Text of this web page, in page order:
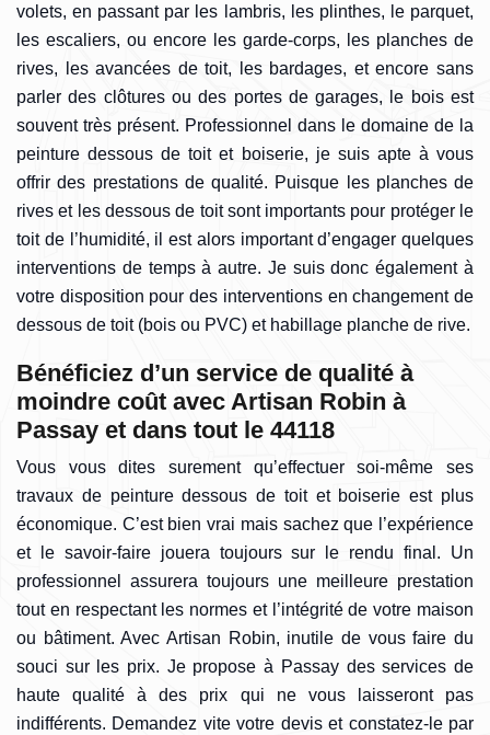
volets, en passant par les lambris, les plinthes, le parquet,
les escaliers, ou encore les garde-corps, les planches de
rives, les avancées de toit, les bardages, et encore sans
parler des clôtures ou des portes de garages, le bois est
souvent très présent. Professionnel dans le domaine de la
peinture dessous de toit et boiserie, je suis apte à vous
offrir des prestations de qualité. Puisque les planches de
rives et les dessous de toit sont importants pour protéger le
toit de l’humidité, il est alors important d’engager quelques
interventions de temps à autre. Je suis donc également à
votre disposition pour des interventions en changement de
dessous de toit (bois ou PVC) et habillage planche de rive.
Bénéficiez d’un service de qualité à
moindre coût avec Artisan Robin à
Passay et dans tout le 44118
Vous vous dites surement qu’effectuer soi-même ses
travaux de peinture dessous de toit et boiserie est plus
économique. C’est bien vrai mais sachez que l’expérience
et le savoir-faire jouera toujours sur le rendu final. Un
professionnel assurera toujours une meilleure prestation
tout en respectant les normes et l’intégrité de votre maison
ou bâtiment. Avec Artisan Robin, inutile de vous faire du
souci sur les prix. Je propose à Passay des services de
haute qualité à des prix qui ne vous laisseront pas
indifférents. Demandez vite votre devis et constatez-le par